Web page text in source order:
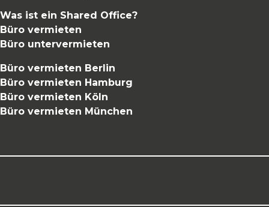
Was ist ein Shared Office?
Büro vermieten
Büro untervermieten
Büro vermieten Berlin
Büro vermieten Hamburg
Büro vermieten Köln
Büro vermieten München